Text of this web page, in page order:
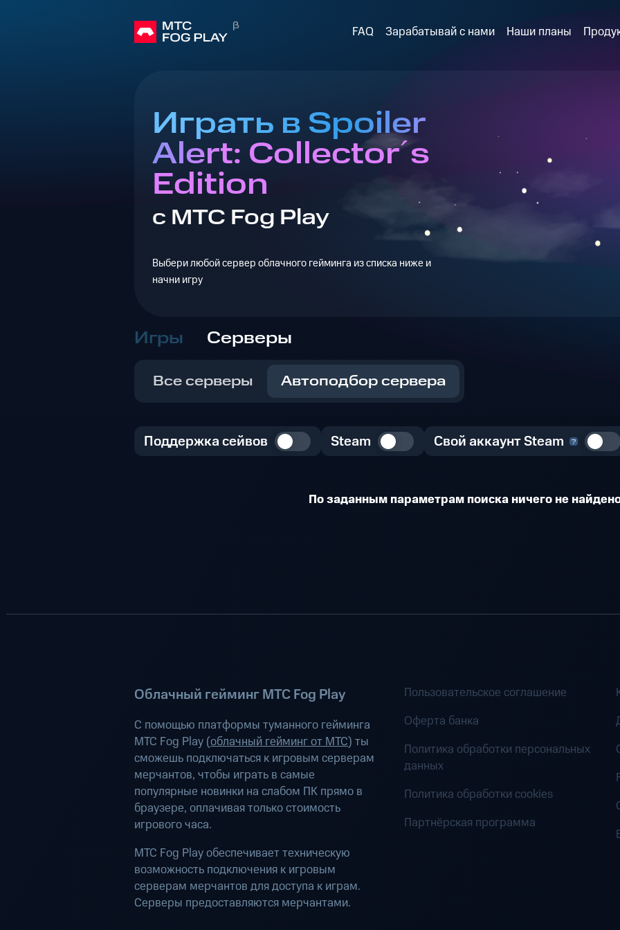
FAQ Зарабатывай с нами Наши планы
Играть в Spoiler
Alert: Collector´s
Edition
с МТС Fog Play
Выбери любой сервер облачного гейминга из списка ниже и
начни игру
Игры Серверы
Все серверы Автоподбор сервера
Поддержка сейвов Steam Свой аккаунт Steam
По заданным параметрам поиска ничего не
Облачный гейминг МТС Fog Play
С помощью платформы туманного гейминга
МТС Fog Play (облачный гейминг от МТС) ты
сможешь подключаться к игровым серверам
мерчантов, чтобы играть в самые
популярные новинки на слабом ПК прямо в
браузере, оплачивая только стоимость
игрового часа.
МТС Fog Play обеспечивает техническую
возможность подключения к игровым
серверам мерчантов для доступа к играм.
Серверы предоставляются мерчантами.
Пользовательское соглашение
Оферта банка
Политика обработки персональных
данных
Политика обработки cookies
Партнёрская программа